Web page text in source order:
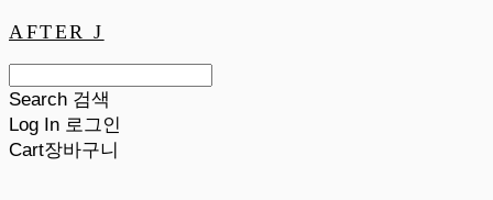
AFTER J
Search 검색
Log In 로그인
Cart장바구니